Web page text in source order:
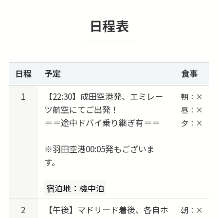
に合わせて思いのままに楽しめます。
らせください。
アレンジして、お客様だけのプランを一緒に作
ります！
日程表
日程 予定
食事
1
【22:30】成田空港発、エミレー
ツ航空にてご出発！
＝＝途中ドバイ乗り継ぎ有＝＝
※羽田空港00:05発もございま
す。
宿泊地：機中泊
朝：×
昼：×
夕：×
2
【午後】マドリード着後、各自ホ
朝：×